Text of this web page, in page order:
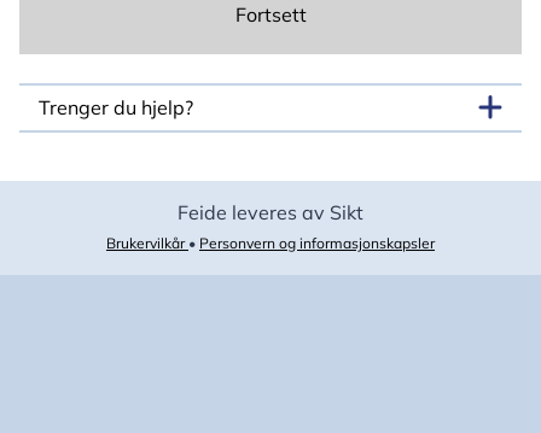
Fortsett
Trenger du hjelp?
Feide leveres av Sikt
Brukervilkår • Personvern og informasjonskapsler